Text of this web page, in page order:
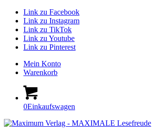
Link zu Facebook
Link zu Instagram
Link zu TikTok
Link zu Youtube
Link zu Pinterest
Mein Konto
Warenkorb
0Einkaufswagen